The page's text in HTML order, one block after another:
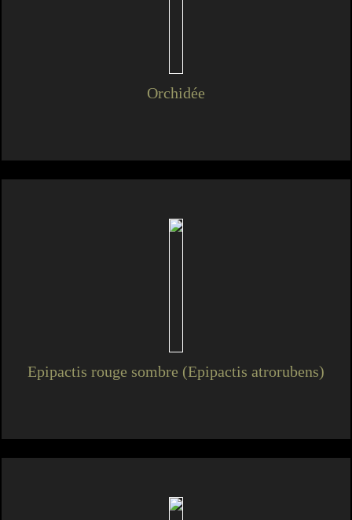
Orchidée
Epipactis rouge sombre (Epipactis atrorubens)